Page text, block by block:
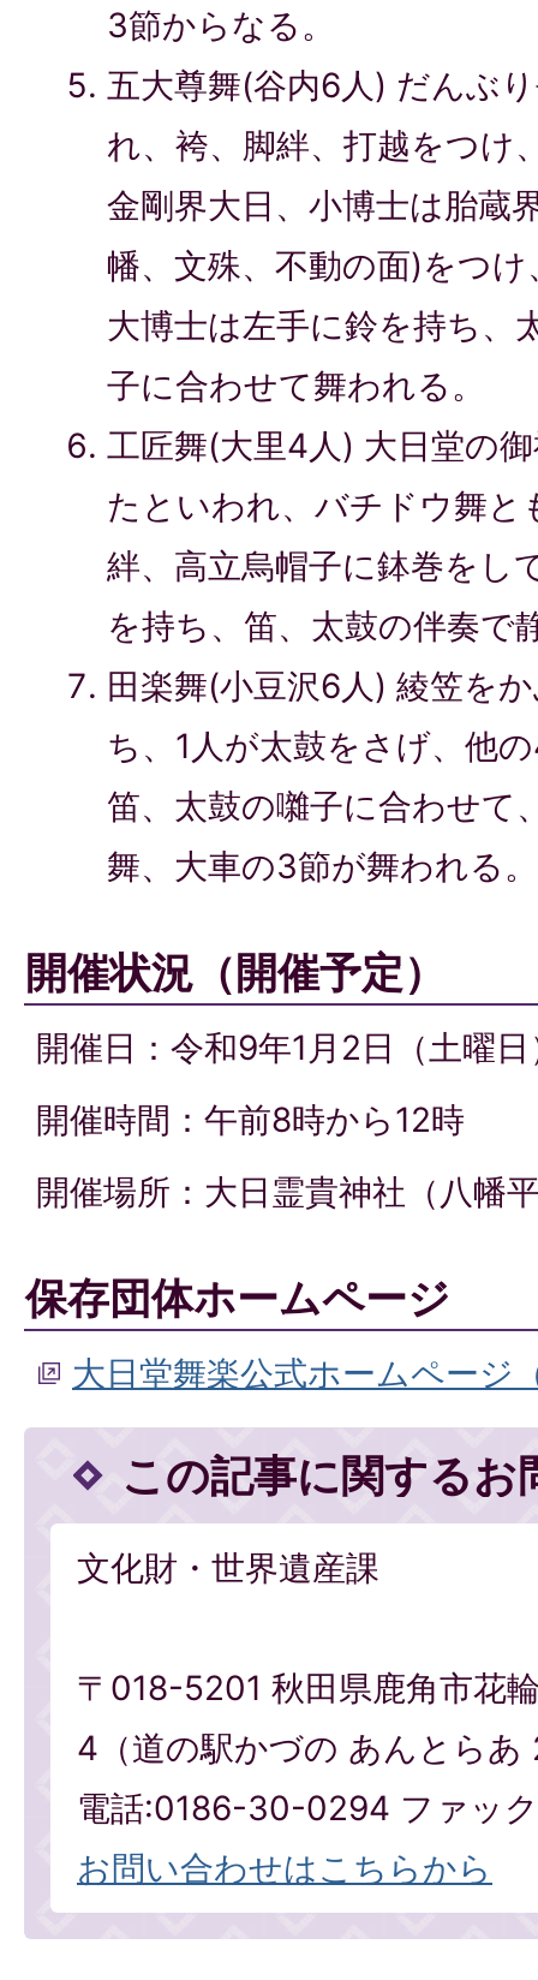
3節からなる。
五大尊舞(谷内6人) だんぶ
れ、袴、脚絆、打越をつけ
金剛界大日、小博士は胎蔵
幡、文殊、不動の面)をつ
大博士は左手に鈴を持ち、
子に合わせて舞われる。
工匠舞(大里4人) 大日堂の
たといわれ、バチドウ舞と
絆、高立烏帽子に鉢巻をし
を持ち、笛、太鼓の伴奏で
田楽舞(小豆沢6人) 綾笠を
ち、1人が太鼓をさげ、他
笛、太鼓の囃子に合わせて
舞、大車の3節が舞われる。
開催状況（開催予定）
開催日：令和9年1月2日（土曜日
開催時間：午前8時から12時
開催場所：大日霊貴神社（八幡
保存団体ホームページ
大日堂舞楽公式ホームページ
この記事に関するお
文化財・世界遺産課
〒018-5201 秋田県鹿角市花
4（道の駅かづの あんとらあ
電話:0186-30-0294 ファッ
お問い合わせはこちらから